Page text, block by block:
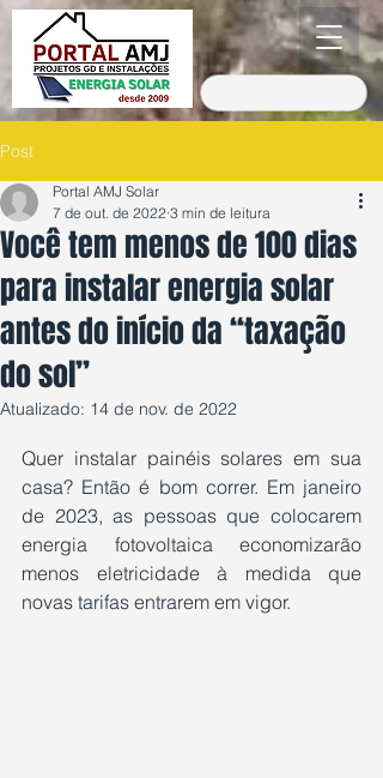
Post
Você tem menos de 100 dias
para instalar energia solar
antes do início da “taxação
do sol”
Portal AMJ Solar
7 de out. de 2022 3 min de leitura
Atualizado: 14 de nov. de 2022
Quer instalar painéis solares em sua
casa? Então é bom correr. Em janeiro
de 2023, as pessoas que colocarem
energia fotovoltaica economizarão
menos eletricidade à medida que
novas tarifas entrarem em vigor.